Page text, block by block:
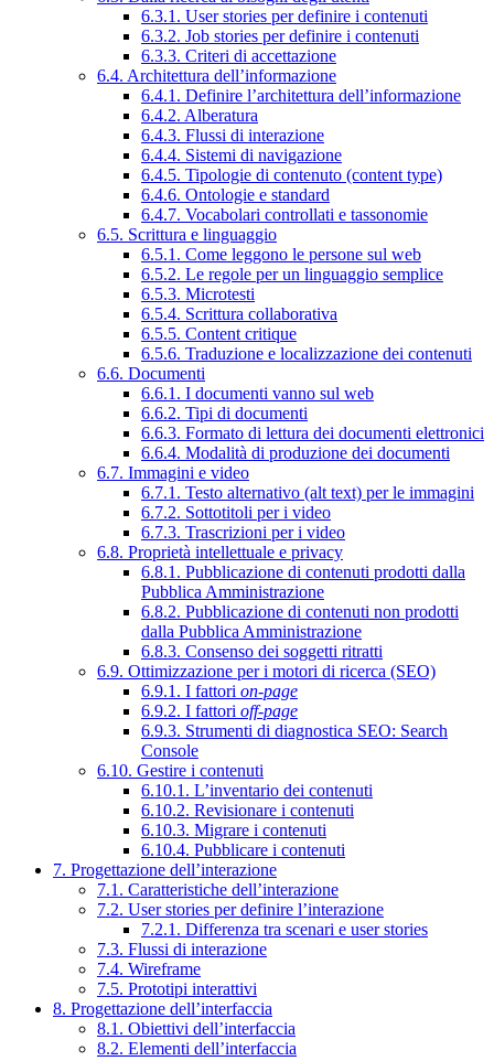
6.3.1. User stories per definire i contenuti
6.3.2. Job stories per definire i contenuti
6.3.3. Criteri di accettazione
6.4. Architettura dell’informazione
6.4.1. Definire l’architettura dell’informazione
6.4.2. Alberatura
6.4.3. Flussi di interazione
6.4.4. Sistemi di navigazione
6.4.5. Tipologie di contenuto (content type)
6.4.6. Ontologie e standard
6.4.7. Vocabolari controllati e tassonomie
6.5. Scrittura e linguaggio
6.5.1. Come leggono le persone sul web
6.5.2. Le regole per un linguaggio semplice
6.5.3. Microtesti
6.5.4. Scrittura collaborativa
6.5.5. Content critique
6.5.6. Traduzione e localizzazione dei contenuti
6.6. Documenti
6.6.1. I documenti vanno sul web
6.6.2. Tipi di documenti
6.6.3. Formato di lettura dei documenti elettronici
6.6.4. Modalità di produzione dei documenti
6.7. Immagini e video
6.7.1. Testo alternativo (alt text) per le immagini
6.7.2. Sottotitoli per i video
6.7.3. Trascrizioni per i video
6.8. Proprietà intellettuale e privacy
6.8.1. Pubblicazione di contenuti prodotti dalla
Pubblica Amministrazione
6.8.2. Pubblicazione di contenuti non prodotti
dalla Pubblica Amministrazione
6.8.3. Consenso dei soggetti ritratti
6.9. Ottimizzazione per i motori di ricerca (SEO)
6.9.1. I fattori on-page
6.9.2. I fattori off-page
6.9.3. Strumenti di diagnostica SEO: Search
Console
6.10. Gestire i contenuti
6.10.1. L’inventario dei contenuti
6.10.2. Revisionare i contenuti
6.10.3. Migrare i contenuti
6.10.4. Pubblicare i contenuti
7. Progettazione dell’interazione
7.1. Caratteristiche dell’interazione
7.2. User stories per definire l’interazione
7.2.1. Differenza tra scenari e user stories
7.3. Flussi di interazione
7.4. Wireframe
7.5. Prototipi interattivi
8. Progettazione dell’interfaccia
8.1. Obiettivi dell’interfaccia
8.2. Elementi dell’interfaccia